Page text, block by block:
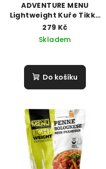
o
ADVENTURE MENU
Lightweight Kuře Tikka
Masala s rýží basmati
279 Kč
Skladem
Do košíku